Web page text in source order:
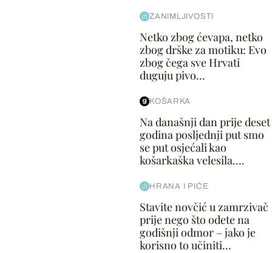
ZANIMLJIVOSTI
Netko zbog ćevapa, netko
zbog drške za motiku: Evo
zbog čega sve Hrvati
duguju pivo...
KOŠARKA
Na današnji dan prije deset
godina posljednji put smo
se put osjećali kao
košarkaška velesila....
HRANA I PIĆE
Stavite novčić u zamrzivač
prije nego što odete na
godišnji odmor – jako je
korisno to učiniti...